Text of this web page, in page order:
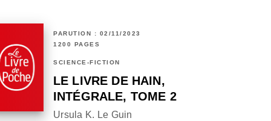
PARUTION : 02/11/2023
1200 PAGES
SCIENCE-FICTION
LE LIVRE DE HAIN,
INTÉGRALE, TOME 2
Ursula K. Le Guin